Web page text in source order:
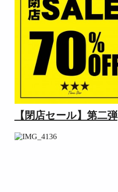
【閉店セール】第二弾